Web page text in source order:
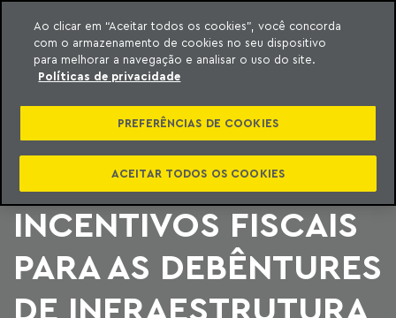
o conteúdo
Machado Meyer
RECEITA FEDERAL
ESCLARECE
CÁLCULOS DOS
INCENTIVOS FISCAIS
PARA AS DEBÊNTURES
DE INFRAESTRUTURA
Ao clicar em “Aceitar todos os cookies”, você concorda
com o armazenamento de cookies no seu dispositivo
para melhorar a navegação e analisar o uso do site.
Políticas de privacidade
PREFERÊNCIAS DE COOKIES
ACEITAR TODOS OS COOKIES